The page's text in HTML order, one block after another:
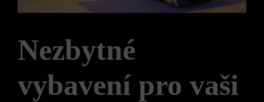
Nezbytné
vybavení pro vaši